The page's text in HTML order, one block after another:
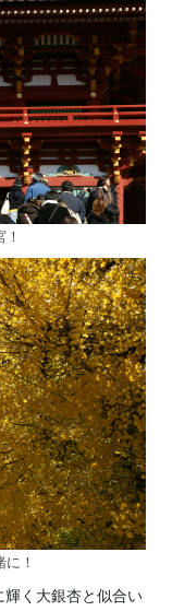
！
く大銀杏と似合い